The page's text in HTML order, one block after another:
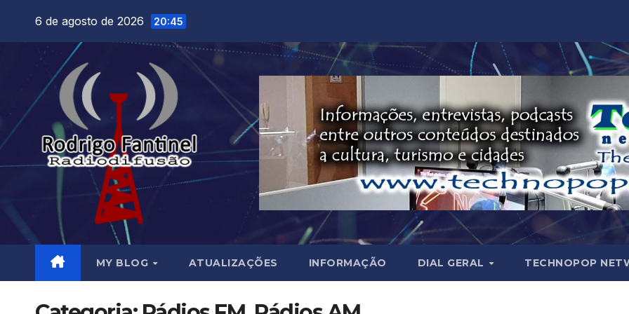
6 de agosto de 2026 20:45
MY BLOG ATUALIZAÇÕES INFORMAÇÃO DIAL GERAL TECHNOPOP